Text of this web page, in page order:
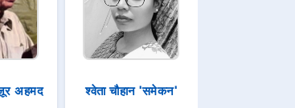
अहमद श्वेता चौहान 'समेकन'